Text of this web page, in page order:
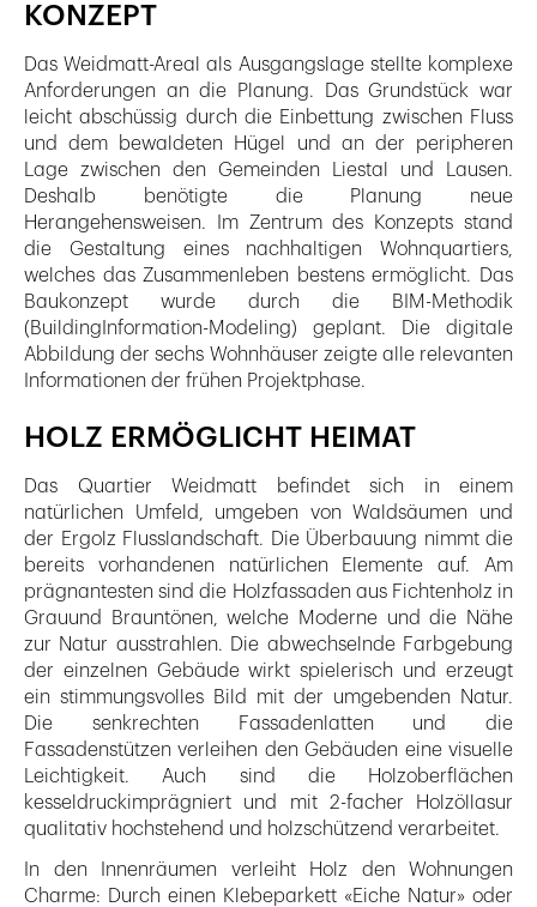
KONZEPT
Das Weidmatt-Areal als Ausgangslage stellte komplexe
Anforderungen an die Planung. Das Grundstück war
leicht abschüssig durch die Einbettung zwischen Fluss
und dem bewaldeten Hügel und an der peripheren
Lage zwischen den Gemeinden Liestal und Lausen.
Deshalb benötigte die Planung neue
Herangehensweisen. Im Zentrum des Konzepts stand
die Gestaltung eines nachhaltigen Wohnquartiers,
welches das Zusammenleben bestens ermöglicht. Das
Baukonzept wurde durch die BIM-Methodik
(BuildingInformation-Modeling) geplant. Die digitale
Abbildung der sechs Wohnhäuser zeigte alle relevanten
Informationen der frühen Projektphase.
HOLZ ERMÖGLICHT HEIMAT
Das Quartier Weidmatt befindet sich in einem
natürlichen Umfeld, umgeben von Waldsäumen und
der Ergolz Flusslandschaft. Die Überbauung nimmt die
bereits vorhandenen natürlichen Elemente auf. Am
prägnantesten sind die Holzfassaden aus Fichtenholz in
Grauund Brauntönen, welche Moderne und die Nähe
zur Natur ausstrahlen. Die abwechselnde Farbgebung
der einzelnen Gebäude wirkt spielerisch und erzeugt
ein stimmungsvolles Bild mit der umgebenden Natur.
Die senkrechten Fassadenlatten und die
Fassadenstützen verleihen den Gebäuden eine visuelle
Leichtigkeit. Auch sind die Holzoberflächen
kesseldruckimprägniert und mit 2-facher Holzöllasur
qualitativ hochstehend und holzschützend verarbeitet.
In den Innenräumen verleiht Holz den Wohnungen
Charme: Durch einen Klebeparkett «Eiche Natur» oder